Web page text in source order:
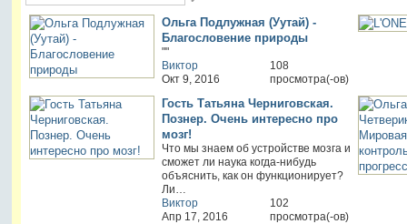
Ольга Подлужная (Уутай) -
Благословение природы
""
Виктор
Окт 9, 2016
108
просмотра(-ов)
Гость Татьяна Черниговская.
Познер. Очень интересно про
мозг!
Что мы знаем об устройстве мозга и
сможет ли наука когда‑нибудь
объяснить, как он функционирует?
Ли…
Виктор
Апр 17, 2016
102
просмотра(-ов)